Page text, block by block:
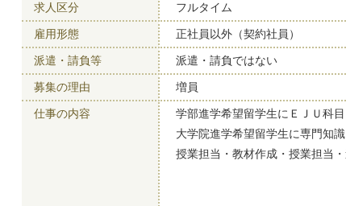
求人区分 フルタイム
雇用形態 正社員以外（契約社員）
派遣・請負等 派遣・請負ではない
募集の理由 増員
仕事の内容
学部進学希望留学生にＥＪＵ科
大学院進学希望留学生に専門知
授業担当・教材作成・授業担当